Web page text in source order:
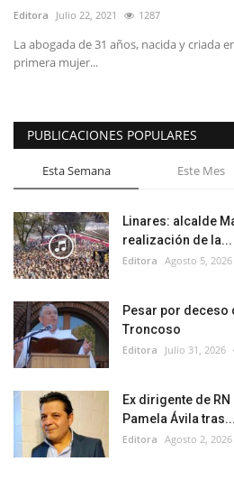
Editora Julio 22, 2021 1287
La abogada de 31 años, nacida y criada
primera mujer...
PUBLICACIONES POPULARES
Esta Semana Este Mes
Linares: alcalde
realización de la...
Editora Agosto 5, 2026
Pesar por deceso
Troncoso
Editora Julio 31, 2026
Ex dirigente de
Pamela Ávila tras...
Editora Agosto 2, 2026